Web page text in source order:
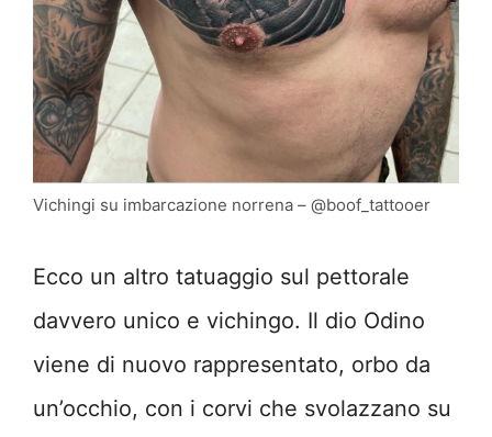
Vichingi su imbarcazione norrena – @boof_tattooer
Ecco un altro tatuaggio sul pettorale
davvero unico e vichingo. Il dio Odino
viene di nuovo rappresentato, orbo da
un’occhio, con i corvi che svolazzano su